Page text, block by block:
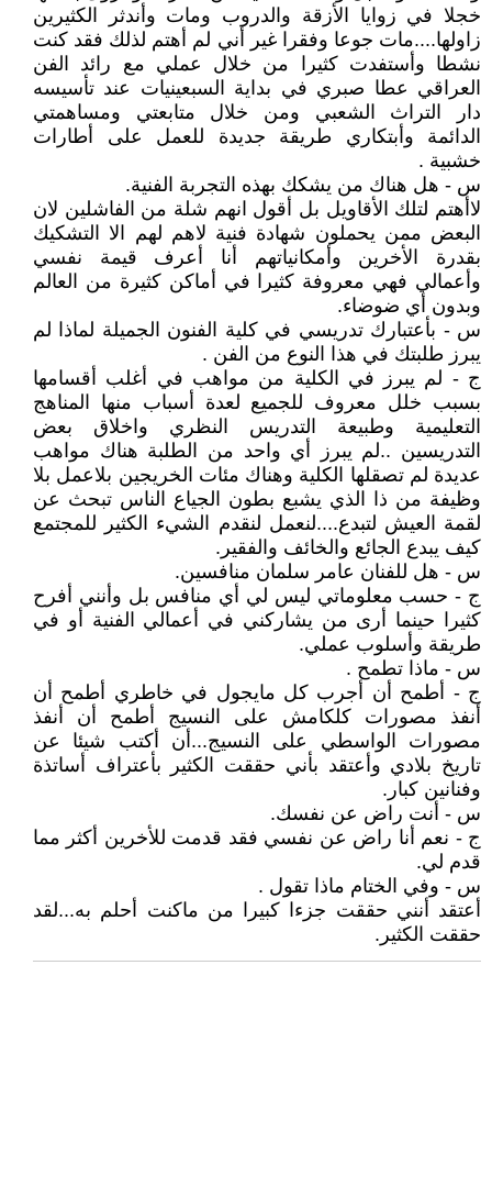
خجلا في زوايا الأزقة والدروب ومات وأندثر الكثيرين
زاولها....مات جوعا وفقرا غير أني لم أهتم لذلك فقد كنت
نشطا وأستفدت كثيرا من خلال عملي مع رائد الفن
العراقي عطا صبري في بداية السبعينيات عند تأسيسه
دار التراث الشعبي ومن خلال متابعتي ومساهمتي
الدائمة وأبتكاري طريقة جديدة للعمل على أطارات
خشبية .
س - هل هناك من يشكك بهذه التجربة الفنية.
لاأهتم لتلك الأقاويل بل أقول انهم شلة من الفاشلين لان
البعض ممن يحملون شهادة فنية لاهم لهم الا التشكيك
بقدرة الأخرين وأمكانياتهم أنا أعرف قيمة نفسي
وأعمالي فهي معروفة كثيرا في أماكن كثيرة من العالم
وبدون أي ضوضاء.
س - بأعتبارك تدريسي في كلية الفنون الجميلة لماذا لم
يبرز طلبتك في هذا النوع من الفن .
ج - لم يبرز في الكلية من مواهب في أغلب أقسامها
بسبب خلل معروف للجميع لعدة أسباب منها المناهج
التعليمية وطبيعة التدريس النظري واخلاق بعض
التدريسين ..لم يبرز أي واحد من الطلبة هناك مواهب
عديدة لم تصقلها الكلية وهناك مئات الخريجين بلاعمل بلا
وظيفة من ذا الذي يشبع بطون الجياع الناس تبحث عن
لقمة العيش لتبدع....لنعمل لنقدم الشيء الكثير للمجتمع
كيف يبدع الجائع والخائف والفقير.
س - هل للفنان عامر سلمان منافسين.
ج - حسب معلوماتي ليس لي أي منافس بل وأنني أفرح
كثيرا حينما أرى من يشاركني في أعمالي الفنية أو في
طريقة وأسلوب عملي.
س - ماذا تطمح .
ج - أطمح أن أجرب كل مايجول في خاطري أطمح أن
أنفذ مصورات كلكامش على النسيج أطمح أن أنفذ
مصورات الواسطي على النسيج...أن أكتب شيئا عن
تاريخ بلادي وأعتقد بأني حققت الكثير بأعتراف أساتذة
وفنانين كبار.
س - أنت راض عن نفسك.
ج - نعم أنا راض عن نفسي فقد قدمت للأخرين أكثر مما
قدم لي.
س - وفي الختام ماذا تقول .
أعتقد أنني حققت جزءا كبيرا من ماكنت أحلم به...لقد
حققت الكثير.